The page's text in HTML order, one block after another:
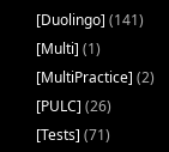
[Duolingo] (141)
[Multi] (1)
[MultiPractice] (2)
[PULC] (26)
[Tests] (71)